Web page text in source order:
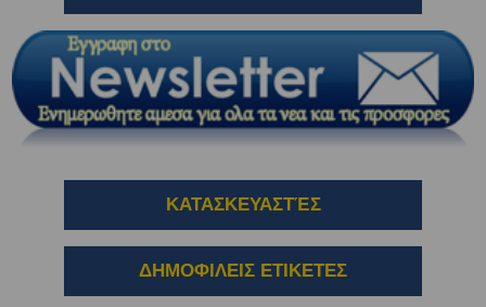
ΚΑΤΑΣΚΕΥΑΣΤΈΣ
ΔΗΜΟΦΙΛΕΙΣ ΕΤΙΚΕΤΕΣ